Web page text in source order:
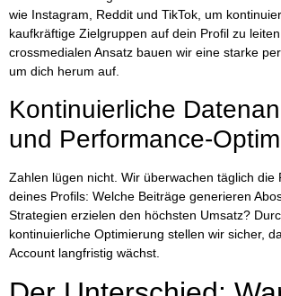
wie Instagram, Reddit und TikTok, um
kaufkräftige Zielgruppen auf dein Profil zu
crossmedialen Ansatz bauen wir eine starke
um dich herum auf.
Kontinuierliche
und Performance-
Zahlen lügen nicht. Wir überwachen täglich die
deines Profils: Welche Beiträge generieren
Strategien erzielen den höchsten Umsatz?
kontinuierliche Optimierung stellen wir sicher,
Account langfristig wächst.